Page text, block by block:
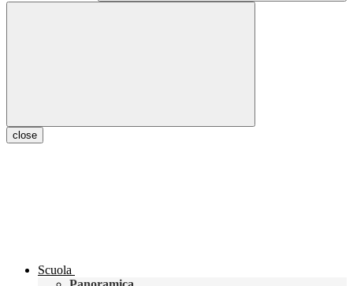
close
Scuola